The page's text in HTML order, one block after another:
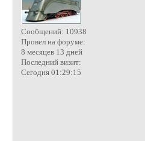
Сообщений: 10938
Провел на форуме:
8 месяцев 13 дней
Последний визит:
Сегодня 01:29:15